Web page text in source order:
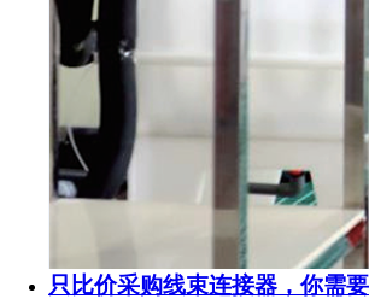
只比价采购线束连接器，你需